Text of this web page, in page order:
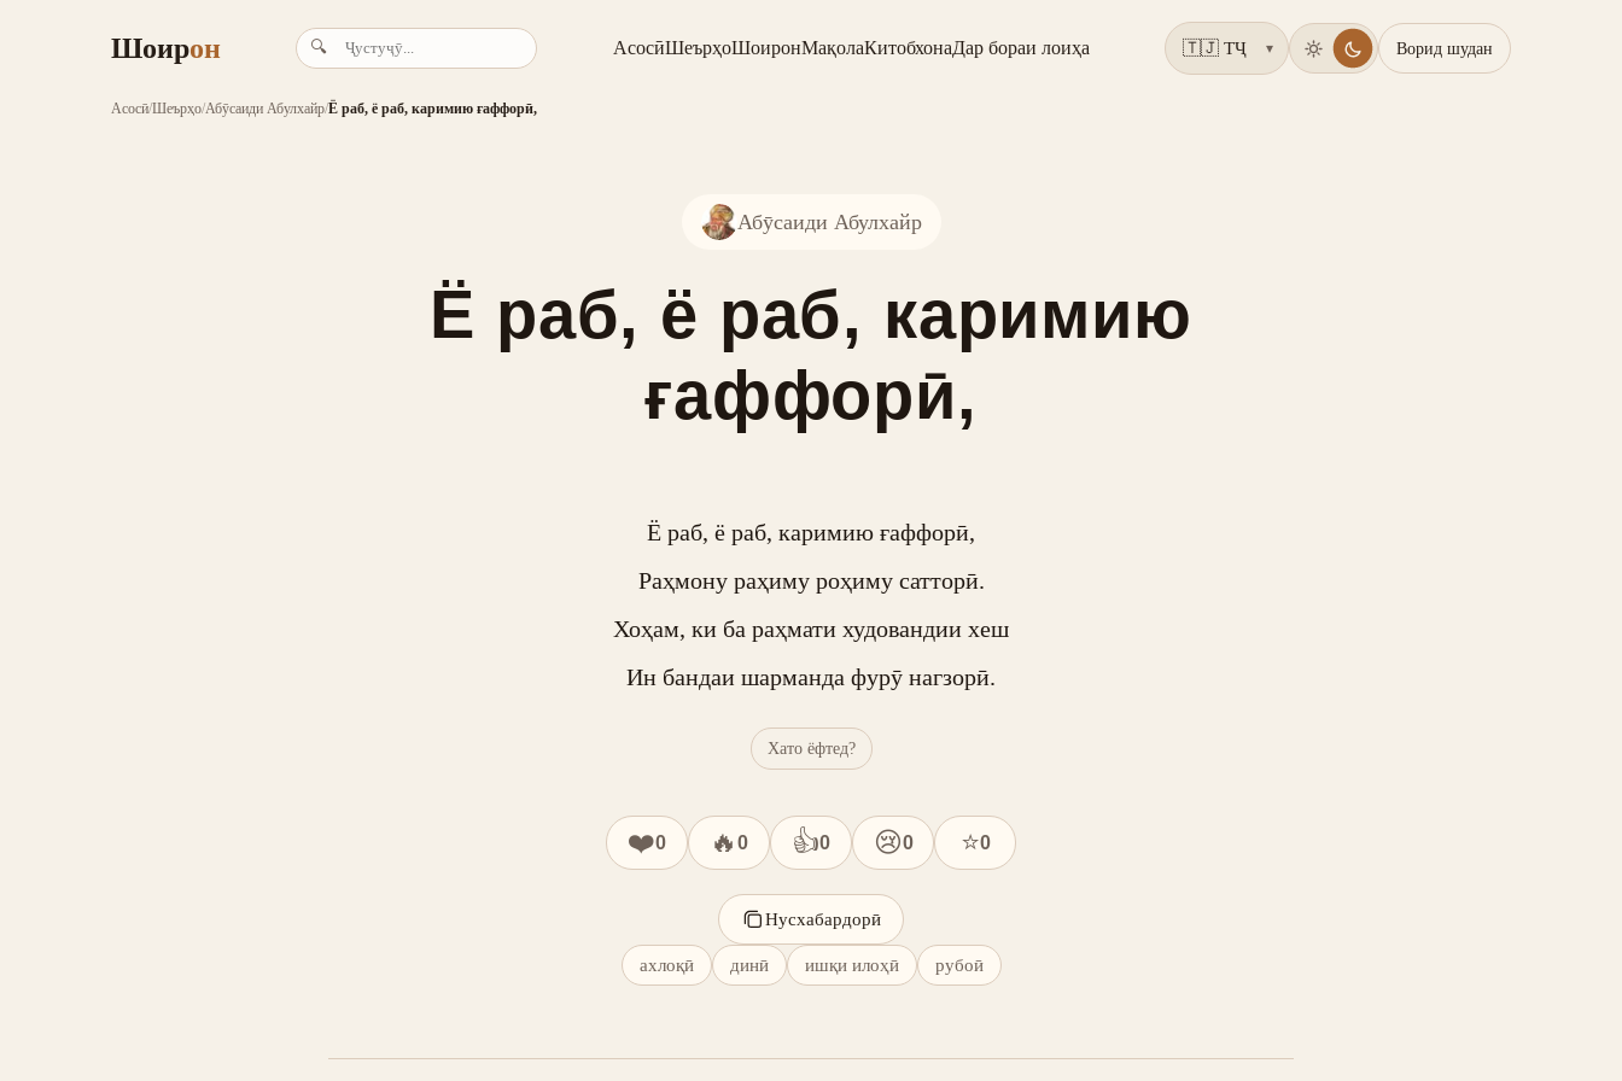
Шоирон 🔍 АсосӣШеърҳоШоиронМақолаКитобхонаДар бораи лоиҳа ▾ Ворид шудан
Асосӣ/Шеърҳо/Абӯсаиди Абулхайр/Ё раб, ё раб, каримию ғаффорӣ,
Абӯсаиди Абулхайр
Ё раб, ё раб, каримию
ғаффорӣ,
Ё раб, ё раб, каримию ғаффорӣ,
Раҳмону раҳиму роҳиму сатторӣ.
Хоҳам, ки ба раҳмати худовандии хеш
Ин бандаи шарманда фурӯ нагзорӣ.
Хато ёфтед?
❤️0 🔥 0 👍0 😢0 ⭐0
Нусхабардорӣ
ахлоқӣ динӣ ишқи илоҳӣ рубоӣ